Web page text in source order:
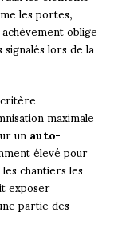
les portes,
oblige
lors de la
maximale
unauto-
élevé pour
chantiers les
exposer
partie des